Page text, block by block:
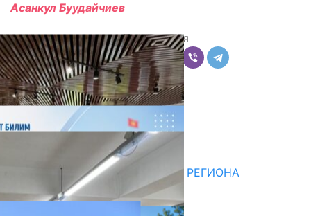
Асанкул Буудайчиев
Поделиться
Комментарии
Последние новости
ДЛЯ МЕТОДИСТОВ ЮЖНОГО РЕГИОНА
НАЧАЛОСЬ ОБУЧЕНИЕ
05.08.2026